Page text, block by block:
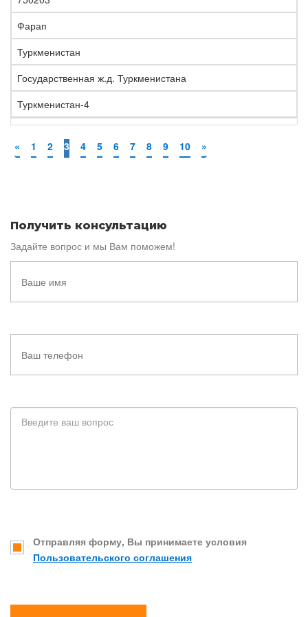
Фарап
Туркменистан
Государственная ж.д. Туркменистана
Туркменистан-4
« 1 2 3 4 5 6 7 8 9 10 »
Получить консультацию
Задайте вопрос и мы Вам поможем!
Отправляя форму, Вы принимаете условия
Пользовательского соглашения